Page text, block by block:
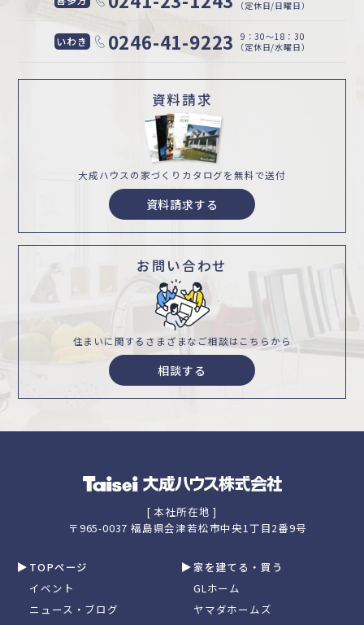
（定休日/日曜日）
いわき 0246-41-9223
9：30〜18：30
（定休日/水曜日）
資料請求
大成ハウスの家づくり カタログを無料で送付
資料請求する
お問い合わせ
住まいに関するさまざまな ご相談はこちらから
相談する
[ 本社所在地 ]
〒965-0037 福島県会津若松市中央1丁目2番9号
TOPページ
イベント
ニュース・ブログ
家を建てる・買う
GLホーム
ヤマダホームズ